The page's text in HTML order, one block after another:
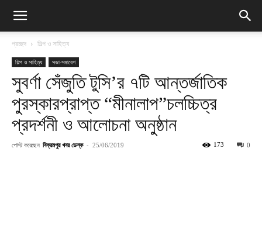
প্রচ্ছদ শিল্প ও সাহিত্য
শিল্প ও সাহিত্য সভা-সমাবেশ
সুবর্ণা সেঁজুতি টুসি’র ৭টি আন্তর্জাতিক
পুরস্কারপ্রাপ্ত “মীনালাপ”চলচ্চিত্র
প্রদর্শনী ও আলোচনা অনুষ্ঠান
পোস্ট করেছেন বিক্রমপুর খবর ডেস্ক - 25/06/2019 0
173